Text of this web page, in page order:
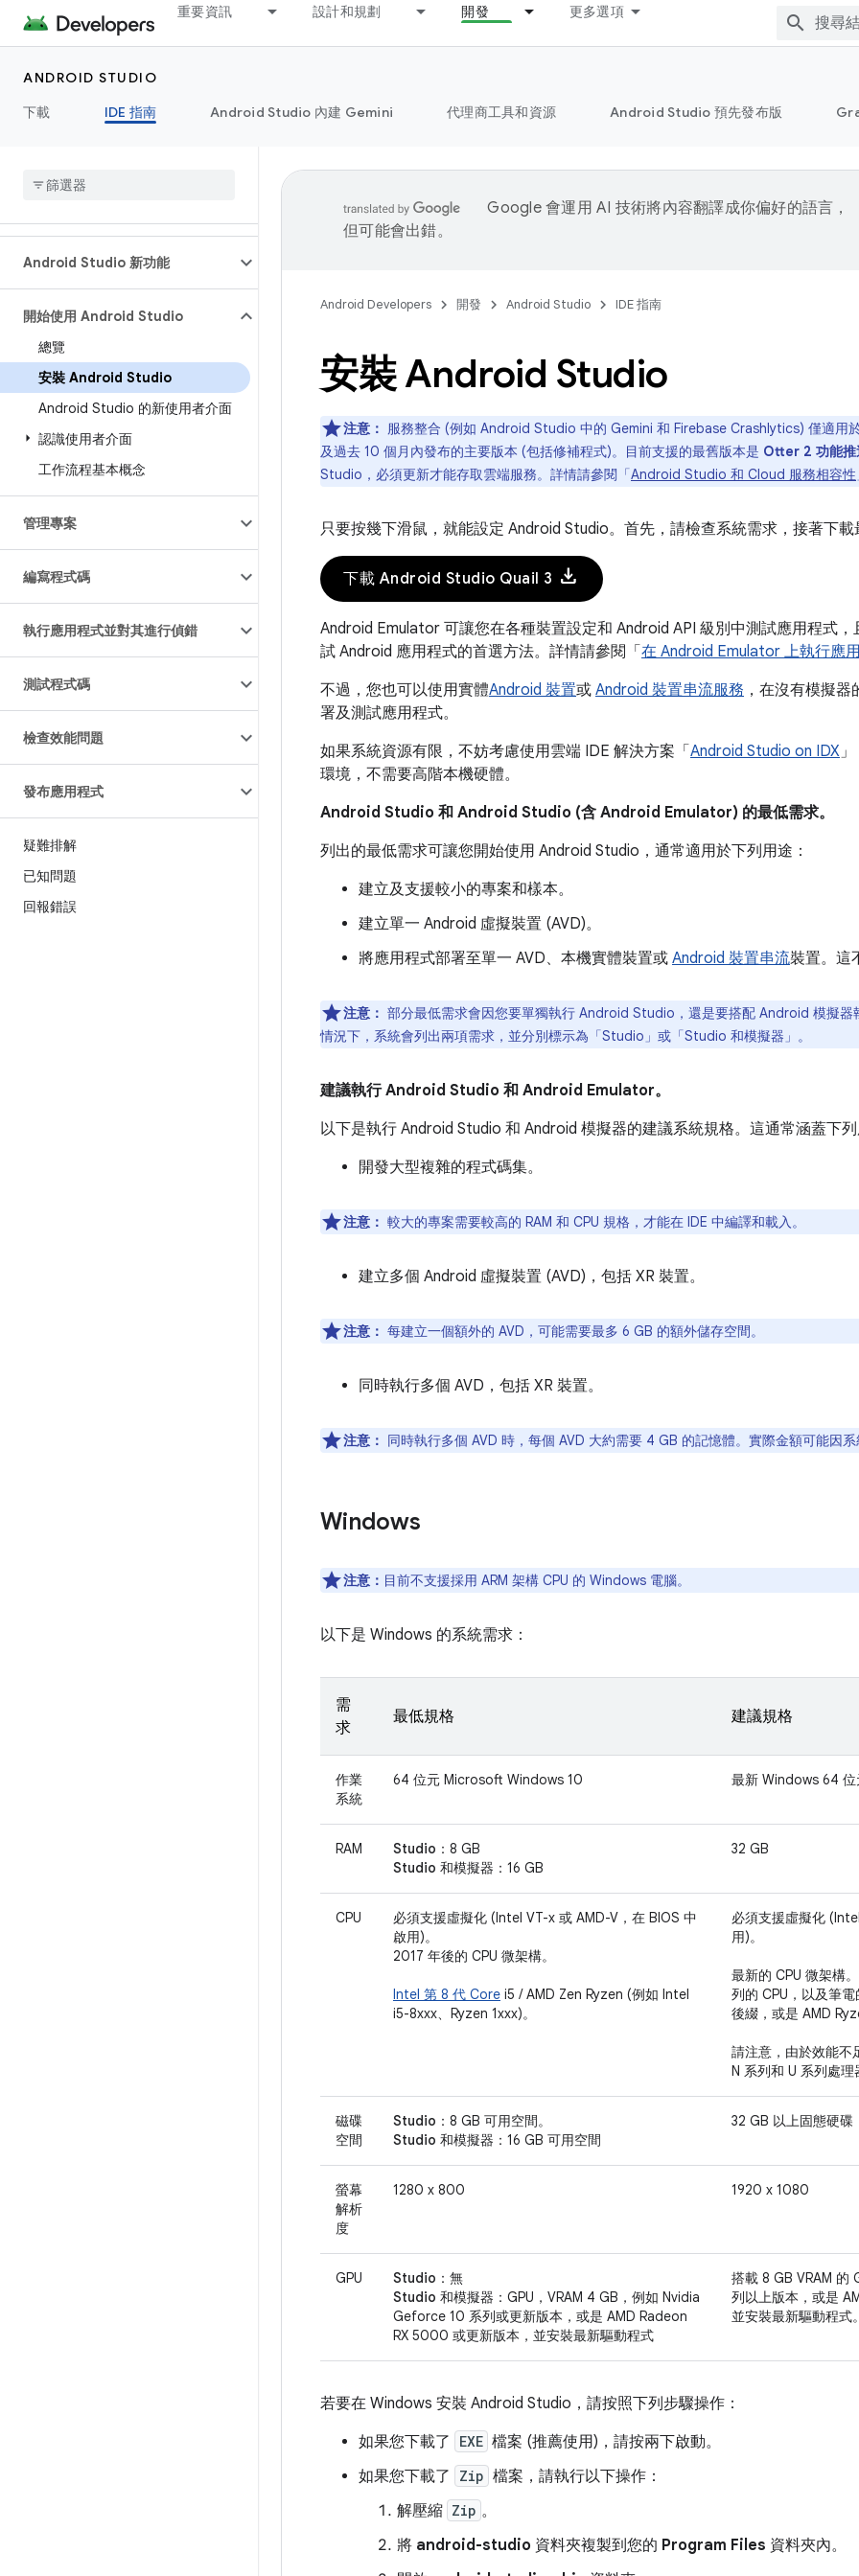
重要資訊 設計和規劃 開發 更多選項
ANDROID STUDIO
下載
IDE 指南 Android Studio 內建 Gemini 代理商工具和資源 Android Studio 預先發布版
Android Studio 新功能
開始使用 Android Studio
總覽
安裝 Android Studio
Android Studio 的新使用者介面
認識使用者介面
工作流程基本概念
管理專案
編寫程式碼
執行應用程式並對其進行偵錯
測試程式碼
檢查效能問題
發布應用程式
疑難排解
已知問題
回報錯誤
Google 會運用 AI 技術將內容翻譯成你偏好的語言，
但可能會出錯。
Android Developers 開發 Android Studio IDE 指南
安裝 Android Studio
注意： 服務整合 (例如 Android Studio 中的 Gemini 和 Firebase Crashlytics) 僅適用
及過去 10 個月內發布的主要版本 (包括修補程式)。目前支援的最舊版本是 Otter 2 功能推
Studio，必須更新才能存取雲端服務。詳情請參閱「Android Studio 和 Cloud 服務相容性
只要按幾下滑鼠，就能設定 Android Studio。首先，請檢查系統需求，接著下載
下載 Android Studio Quail 3 download
Android Emulator 可讓您在各種裝置設定和 Android API 級別中測試應用程式
試 Android 應用程式的首選方法。詳情請參閱「 在 Android Emulator 上執行應
不過，您也可以使用實體Android 裝置或 Android 裝置串流服務 ，在沒有模擬
署及測試應用程式。
如果系統資源有限，不妨考慮使用雲端 IDE 解決方案「 Android Studio on IDX
環境，不需要高階本機硬體。
Android Studio 和 Android Studio (含 Android Emulator) 的最低需求。
列出的最低需求可讓您開始使用 Android Studio，通常適用於下列用途：
建立及支援較小的專案和樣本。
建立單一 Android 虛擬裝置 (AVD)。
將應用程式部署至單一 AVD、本機實體裝置或 Android 裝置串流裝置。這
注意： 部分最低需求會因您要單獨執行 Android Studio，還是要搭配 Android 模擬
情況下，系統會列出兩項需求，並分別標示為「Studio」 或「Studio 和模擬器」 。
建議執行 Android Studio 和 Android Emulator。
以下是執行 Android Studio 和 Android 模擬器的建議系統規格。這通常涵蓋下列
開發大型複雜的程式碼集。
注意： 較大的專案需要較高的 RAM 和 CPU 規格，才能在 IDE 中編譯和載入。
建立多個 Android 虛擬裝置 (AVD)，包括 XR 裝置。
注意： 每建立一個額外的 AVD，可能需要最多 6 GB 的額外儲存空間。
同時執行多個 AVD，包括 XR 裝置。
注意： 同時執行多個 AVD 時，每個 AVD 大約需要 4 GB 的記憶體。實際金額可能因系
Windows
注意： 目前不支援採用 ARM 架構 CPU 的 Windows 電腦。
以下是 Windows 的系統需求：
需
求
最低規格 建議規格
作業
系統
64 位元 Microsoft Windows 10 最新 Windows 64 位
RAM Studio： 8 GB
Studio 和模擬器： 16 GB
32 GB
CPU
必須支援虛擬化 (Intel VT-x 或 AMD-V，在 BIOS 中
啟用)。
2017 年後的 CPU 微架構。
Intel 第 8 代 Core i5 / AMD Zen Ryzen (例如 Intel
i5-8xxx、Ryzen 1xxx)。
必須支援虛擬化
用)。
最新的 CPU 微架構
列的 CPU，以及筆
後綴，或是 AMD
請注意，由於效能
N 系列和 U 系列處理
磁碟
空間
Studio： 8 GB 可用空間。
Studio 和模擬器： 16 GB 可用空間
32 GB 以上固態硬碟
螢幕
解析
度
1280 x 800 1920 x 1080
GPU Studio： 無
Studio 和模擬器： GPU，VRAM 4 GB，例如 Nvidia
Geforce 10 系列或更新版本，或是 AMD Radeon
RX 5000 或更新版本，並安裝最新驅動程式
搭載 8 GB VRAM 的
列以上版本，或是
並安裝最新驅動程式。
若要在 Windows 安裝 Android Studio，請按照下列步驟操作：
如果您下載了
EXE 檔案 (推薦使用)，請按兩下啟動。
如果您下載了
Zip 檔案，請執行以下操作：
解壓縮 Zip 。
將 android-studio 資料夾複製到您的 Program Files 資料夾內。